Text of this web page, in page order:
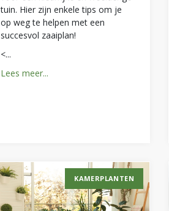
tuin. Hier zijn enkele tips om je
op weg te helpen met een
succesvol zaaiplan!
<...
Lees meer...
KAMERPLANTEN